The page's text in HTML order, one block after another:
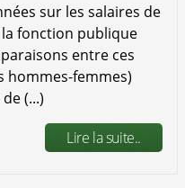
sur les salaires de
fonction publique
entre ces
hommes-femmes)
(...)
Lire la suite..